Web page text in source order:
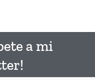
a mi